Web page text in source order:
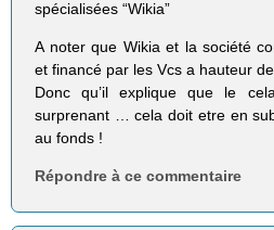
spécialisées “Wikia”
A noter que Wikia et la société
et financé par les Vcs a hauteur de
Donc qu’il explique que le
surprenant … cela doit etre en
au fonds !
Répondre à ce commentaire